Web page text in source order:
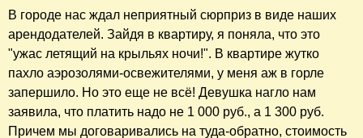
В городе нас ждал неприятный сюрприз в виде наших
арендодателей. Зайдя в квартиру, я поняла, что это
"ужас летящий на крыльях ночи!". В квартире жутко
пахло аэрозолями-освежителями, у меня аж в горле
запершило. Но это еще не всё! Девушка нагло нам
заявила, что платить надо не 1 000 руб., а 1 300 руб.
Причем мы договаривались на туда-обратно, стоимость